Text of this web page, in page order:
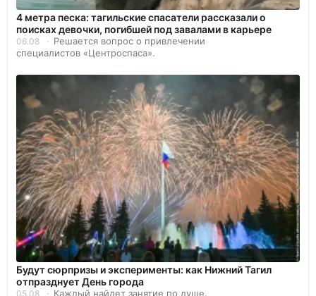
4 метра песка: тагильские спасатели рассказали о
поисках девочки, погибшей под завалами в карьере
06.08
Решается вопрос о привлечении
специалистов «Центроспаса».
Будут сюрпризы и эксперименты: как Нижний Тагил
отпразднует День города
05.08 Каждый найдет занятие по душе.